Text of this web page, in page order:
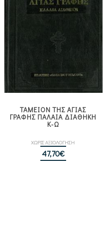
ΤΑΜΕΙΟΝ ΤΗΣ ΑΓΙΑΣ
ΓΡΑΦΗΣ ΠΑΛΑΙΑ ΔΙΑΘΗΚΗ
Κ-Ω
ΧΩΡΙΣ ΑΞΙΟΛΟΓΗΣΗ
47,70€